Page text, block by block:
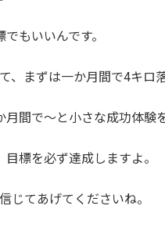
もいいんです。
、まずは一か月間で4キロ
月間で～と小さな成功体験
標を必ず達成しますよ。
じてあげてくださいね。